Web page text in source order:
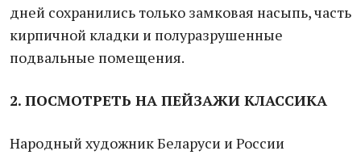
дней сохранились только замковая насыпь, часть
кирпичной кладки и полуразрушенные
подвальные помещения.
2. ПОСМОТРЕТЬ НА ПЕЙЗАЖИ КЛАССИКА
Народный художник Беларуси и России